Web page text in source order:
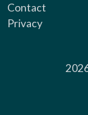
Contact
Privacy